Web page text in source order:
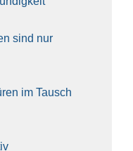
sind nur
im Tausch